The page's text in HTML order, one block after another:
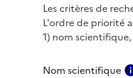
Les critères de
L'ordre de priorité
1) nom
Nom scientifique